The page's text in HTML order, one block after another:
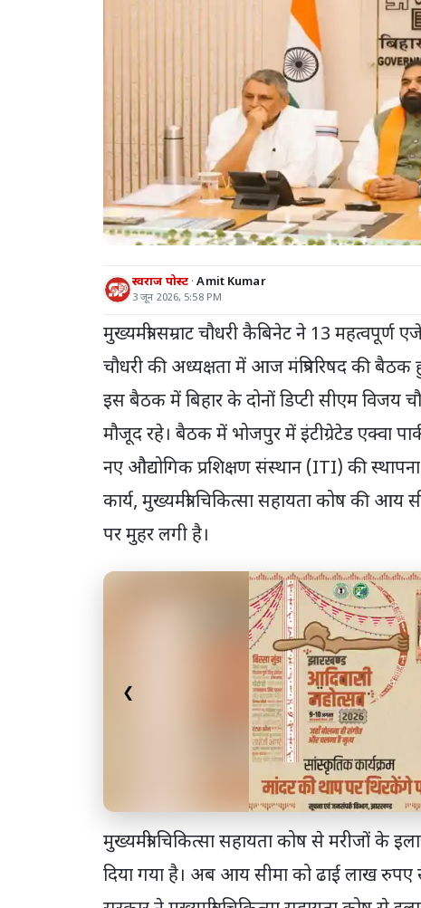
स्वराज पोस्ट Amit Kumar
3 जून 2026, 5:58 PM
मुख्यमंत्री सम्राट चौधरी कैबिनेट ने 13 महत्वपूर्ण
चौधरी की अध्यक्षता में आज मंत्रिपरिषद की
इस बैठक में बिहार के दोनों डिप्टी सीएम विजय
मौजूद रहे। बैठक में भोजपुर में इंटीग्रेटेड एक्वा
नए औद्योगिक प्रशिक्षण संस्थान (ITI) की
कार्य, मुख्यमंत्री चिकित्सा सहायता कोष की
पर मुहर लगी है।
❮
मुख्यमंत्री चिकित्सा सहायता कोष से मरीजों के
दिया गया है। अब आय सीमा को ढाई लाख रुपए